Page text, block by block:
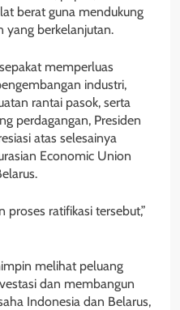
berat guna mendukung
yang berkelanjutan.
memperluas
industri,
rantai pasok, serta
perdagangan, Presiden
atas selesainya
Economic Union
proses ratifikasi tersebut,”
melihat peluang
dan membangun
Indonesia dan Belarus,